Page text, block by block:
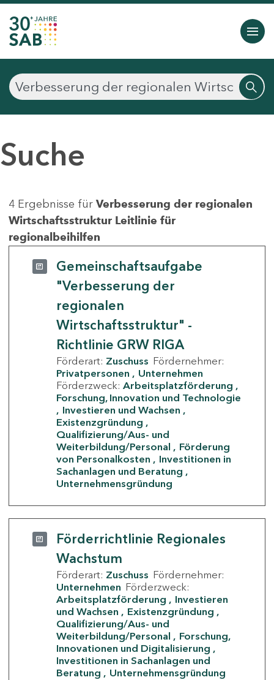
Suche
4 Ergebnisse für Verbesserung der regionalen
Wirtschaftsstruktur Leitlinie für
regionalbeihilfen
Gemeinschaftsaufgabe
"Verbesserung der
regionalen
Wirtschaftsstruktur" -
Richtlinie GRW RIGA
Förderart: Zuschuss Fördernehmer:
Privatpersonen
Unternehmen
Förderzweck: Arbeitsplatzförderung
Forschung, Innovation und Technologie
Investieren und Wachsen
Existenzgründung
Qualifizierung/Aus- und
Weiterbildung/Personal
Förderung
von Personalkosten
Investitionen in
Sachanlagen und Beratung
Unternehmensgründung
Förderrichtlinie Regionales
Wachstum
Förderart: Zuschuss Fördernehmer:
Unternehmen Förderzweck:
Arbeitsplatzförderung
Investieren
und Wachsen
Existenzgründung
Qualifizierung/Aus- und
Weiterbildung/Personal
Forschung,
Innovationen und Digitalisierung
Investitionen in Sachanlagen und
Beratung
Unternehmensgründung